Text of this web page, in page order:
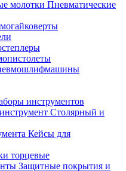
Пневматические
инструментов
Столярный и
Кейсы для
торцевые
Защитные покрытия и